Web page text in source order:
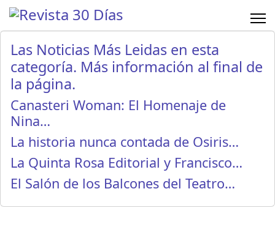
Las Noticias Más Leidas en esta
categoría. Más información al final de
la página.
Canasteri Woman: El Homenaje de
Nina…
La historia nunca contada de Osiris…
La Quinta Rosa Editorial y Francisco…
El Salón de los Balcones del Teatro…